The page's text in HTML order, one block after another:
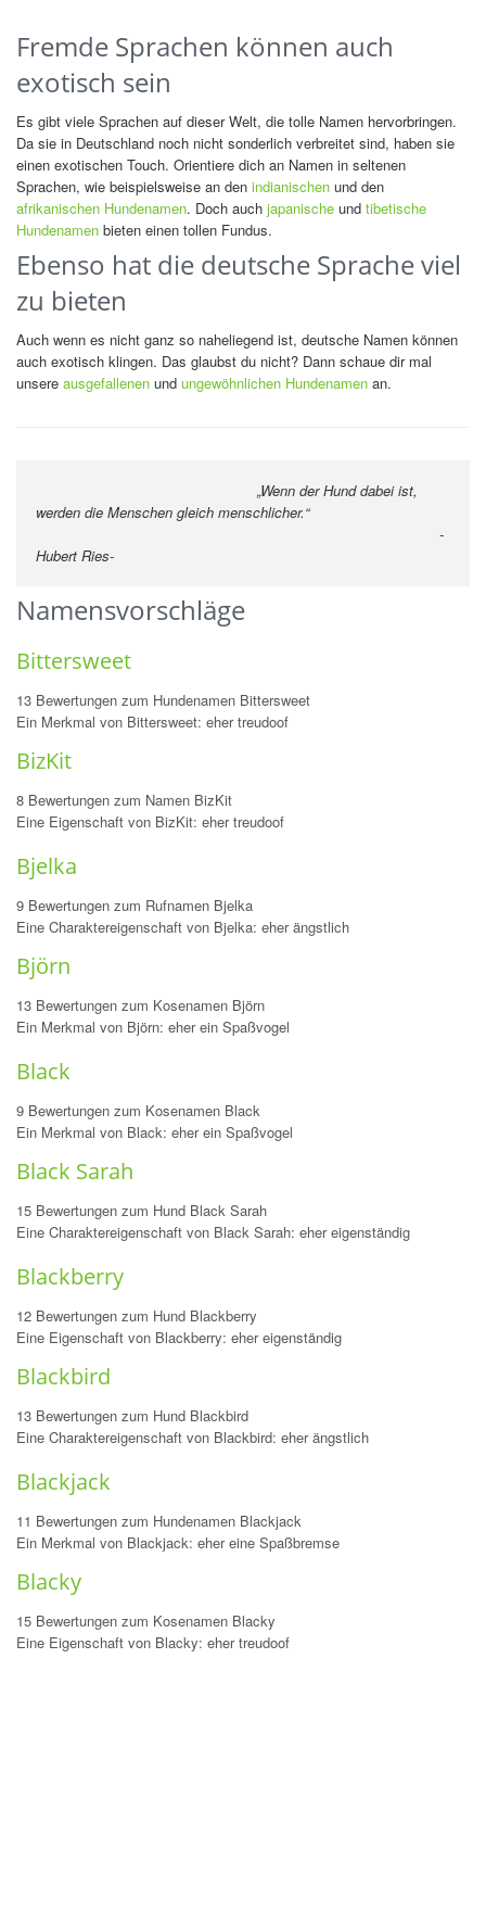
Fremde Sprachen können auch
exotisch sein
Es gibt viele Sprachen auf dieser Welt, die tolle Namen hervorbringen.
Da sie in Deutschland noch nicht sonderlich verbreitet sind, haben sie
einen exotischen Touch. Orientiere dich an Namen in seltenen
Sprachen, wie beispielsweise an den indianischen und den
afrikanischen Hundenamen. Doch auch japanische und tibetische
Hundenamen bieten einen tollen Fundus.
Ebenso hat die deutsche Sprache viel
zu bieten
Auch wenn es nicht ganz so naheliegend ist, deutsche Namen können
auch exotisch klingen. Das glaubst du nicht? Dann schaue dir mal
unsere ausgefallenen und ungewöhnlichen Hundenamen an.
„Wenn der Hund dabei ist,
werden die Menschen gleich menschlicher.“
-
Hubert Ries-
Namensvorschläge
Bittersweet
13 Bewertungen zum Hundenamen Bittersweet
Ein Merkmal von Bittersweet: eher treudoof
BizKit
8 Bewertungen zum Namen BizKit
Eine Eigenschaft von BizKit: eher treudoof
Bjelka
9 Bewertungen zum Rufnamen Bjelka
Eine Charaktereigenschaft von Bjelka: eher ängstlich
Björn
13 Bewertungen zum Kosenamen Björn
Ein Merkmal von Björn: eher ein Spaßvogel
Black
9 Bewertungen zum Kosenamen Black
Ein Merkmal von Black: eher ein Spaßvogel
Black Sarah
15 Bewertungen zum Hund Black Sarah
Eine Charaktereigenschaft von Black Sarah: eher eigenständig
Blackberry
12 Bewertungen zum Hund Blackberry
Eine Eigenschaft von Blackberry: eher eigenständig
Blackbird
13 Bewertungen zum Hund Blackbird
Eine Charaktereigenschaft von Blackbird: eher ängstlich
Blackjack
11 Bewertungen zum Hundenamen Blackjack
Ein Merkmal von Blackjack: eher eine Spaßbremse
Blacky
15 Bewertungen zum Kosenamen Blacky
Eine Eigenschaft von Blacky: eher treudoof